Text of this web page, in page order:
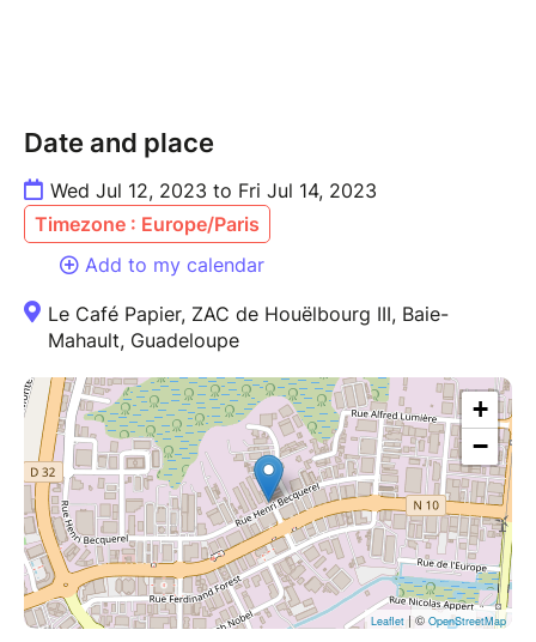
Date and place
Wed Jul 12, 2023 to Fri Jul 14, 2023
Timezone : Europe/Paris
Add to my calendar
Le Café Papier, ZAC de Houëlbourg III, Baie-
Mahault, Guadeloupe
+
−
Leaflet | © OpenStreetMap